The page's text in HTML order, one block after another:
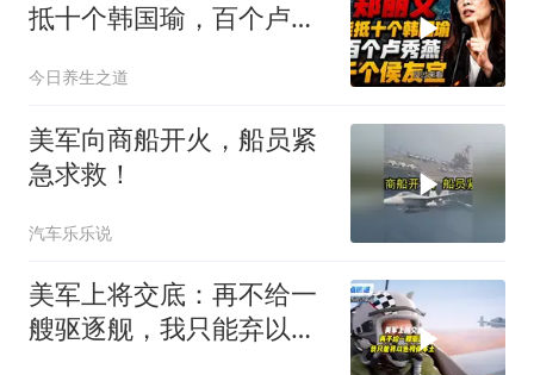
抵十个韩国瑜，百个卢秀
今日养生之道
美军向商船开火，船员紧
急求救！
汽车乐乐说
美军上将交底：再不给一
艘驱逐舰，我只能弃以色